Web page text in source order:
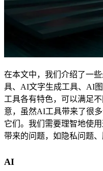
在本文中，我们介绍了一
具、AI文字生成工具、AI
工具各有特色，可以满足
意，虽然AI工具带来了很
它们。我们需要理智地使
带来的问题，如隐私问题、
AI